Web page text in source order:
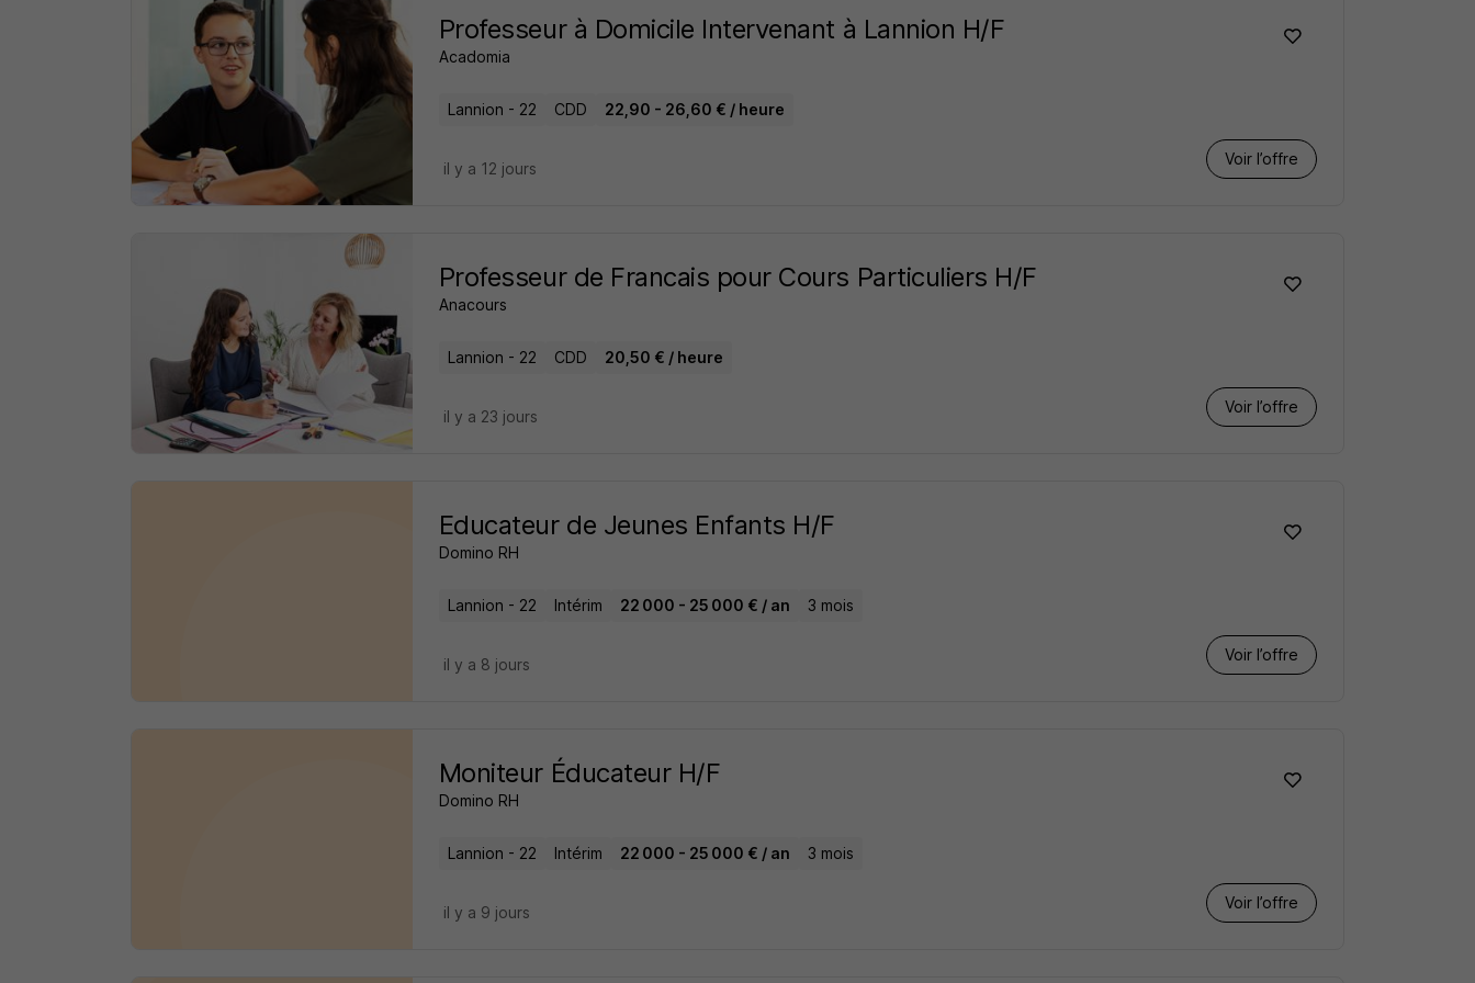
Professeur à Domicile Intervenant à Lannion H/F
Acadomia
Lannion - 22 CDD 22,90 - 26,60 € / heure
Voir l’offre
il y a 12 jours
Professeur de Francais pour Cours Particuliers H/F
Anacours
Lannion - 22 CDD 20,50 € / heure
Voir l’offre
il y a 23 jours
Educateur de Jeunes Enfants H/F
Domino RH
Lannion - 22 Intérim 22 000 - 25 000 € / an 3 mois
Voir l’offre
il y a 8 jours
Moniteur Éducateur H/F
Domino RH
Lannion - 22 Intérim 22 000 - 25 000 € / an 3 mois
Voir l’offre
il y a 9 jours